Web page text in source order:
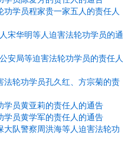
学员程家贵一家五人的责任人
宋华明等人迫害法轮功学员的通
安局等迫害法轮功学员的责任人
轮功学员孔久红、方宗菊的责
员黄亚莉的责任人的通告
员黄学军的责任人的通告
队警察周洪海等人迫害法轮功